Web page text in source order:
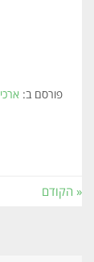
פורסם ב:
« הקודם